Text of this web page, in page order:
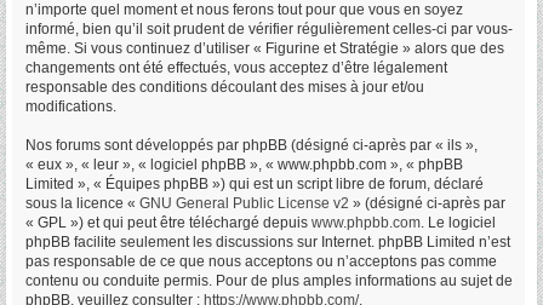
n’importe quel moment et nous ferons tout pour que vous en soyez
informé, bien qu’il soit prudent de vérifier régulièrement celles-ci par vous-
même. Si vous continuez d’utiliser « Figurine et Stratégie » alors que des
changements ont été effectués, vous acceptez d’être légalement
responsable des conditions découlant des mises à jour et/ou
modifications.
Nos forums sont développés par phpBB (désigné ci-après par « ils »,
« eux », « leur », « logiciel phpBB », « www.phpbb.com », « phpBB
Limited », « Équipes phpBB ») qui est un script libre de forum, déclaré
sous la licence « GNU General Public License v2 » (désigné ci-après par
« GPL ») et qui peut être téléchargé depuis www.phpbb.com. Le logiciel
phpBB facilite seulement les discussions sur Internet. phpBB Limited n’est
pas responsable de ce que nous acceptons ou n’acceptons pas comme
contenu ou conduite permis. Pour de plus amples informations au sujet de
phpBB, veuillez consulter : https://www.phpbb.com/.